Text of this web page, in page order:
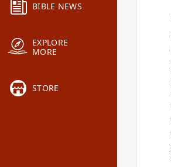
BIBLE NEWS
EXPLORE
MORE
STORE